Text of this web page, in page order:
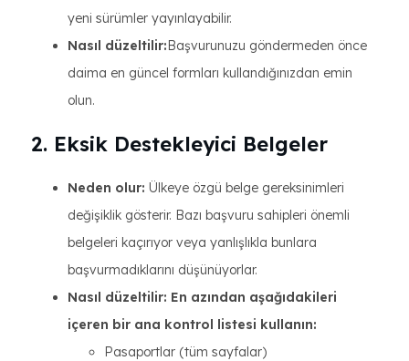
yeni sürümler yayınlayabilir.
Nasıl düzeltilir:Başvurunuzu göndermeden önce
daima en güncel formları kullandığınızdan emin
olun.
2. Eksik Destekleyici Belgeler
Neden olur: Ülkeye özgü belge gereksinimleri
değişiklik gösterir. Bazı başvuru sahipleri önemli
belgeleri kaçırıyor veya yanlışlıkla bunlara
başvurmadıklarını düşünüyorlar.
Nasıl düzeltilir: En azından aşağıdakileri
içeren bir ana kontrol listesi kullanın:
Pasaportlar (tüm sayfalar)